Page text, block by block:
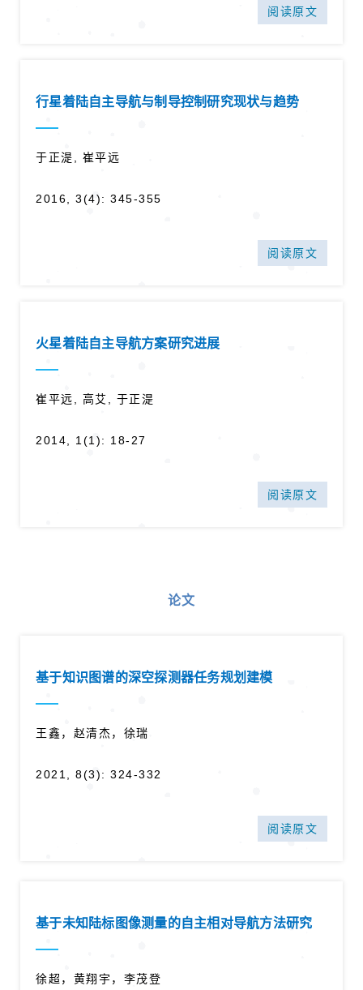
阅读原文
行星着陆自主导航与制导控制研究现状与趋势
于正湜, 崔平远
2016, 3(4): 345-355
阅读原文
火星着陆自主导航方案研究进展
崔平远, 高艾, 于正湜
2014, 1(1): 18-27
阅读原文
论文
基于知识图谱的深空探测器任务规划建模
王鑫，赵清杰，徐瑞
2021, 8(3): 324-332
阅读原文
基于未知陆标图像测量的自主相对导航方法研究
徐超，黄翔宇，李茂登